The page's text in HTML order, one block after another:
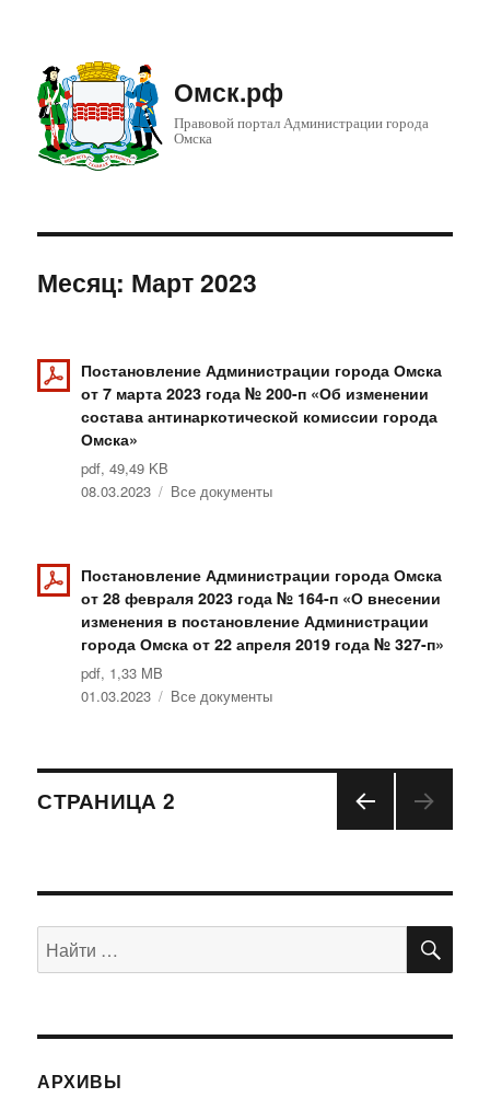
Омск.рф
Правовой портал Администрации города
Омска
Месяц: Март 2023
Постановление Администрации города Омска
от 7 марта 2023 года № 200-п «Об изменении
состава антинаркотической комиссии города
Омска»
pdf, 49,49 KB
Опубликовано
08.03.2023 Рубрики
Все документы
Постановление Администрации города Омска
от 28 февраля 2023 года № 164-п «О внесении
изменения в постановление Администрации
города Омска от 22 апреля 2019 года № 327-п»
pdf, 1,33 MB
Опубликовано
01.03.2023 Рубрики
Все документы
Навигация
записям
Я
СТРА
А
СТРАНИЦА 2
Искать:
АРХИВЫ